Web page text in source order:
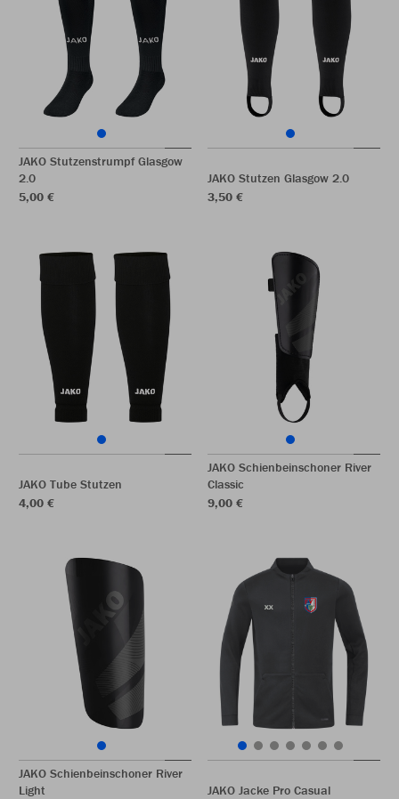
JAKO Stutzenstrumpf Glasgow
2.0
5,00 €
JAKO Stutzen Glasgow 2.0
3,50 €
JAKO Tube Stutzen
4,00 €
JAKO Schienbeinschoner River
Classic
9,00 €
JAKO Schienbeinschoner River
Light
JAKO Jacke Pro Casual